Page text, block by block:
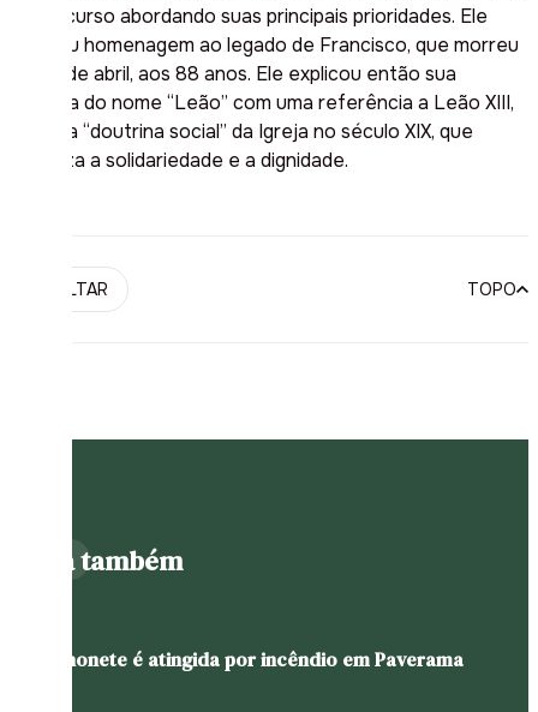
um discurso abordando suas principais prioridades. Ele
prestou homenagem ao legado de Francisco, que morreu
em 21 de abril, aos 88 anos. Ele explicou então sua
escolha do nome “Leão” com uma referência a Leão XIII,
o pai da “doutrina social” da Igreja no século XIX, que
enfatiza a solidariedade e a dignidade.
VOLTAR TOPO
Leia também
Caminhonete é atingida por incêndio em Paverama